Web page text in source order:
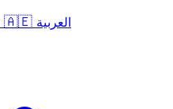
🇦🇪 العربية